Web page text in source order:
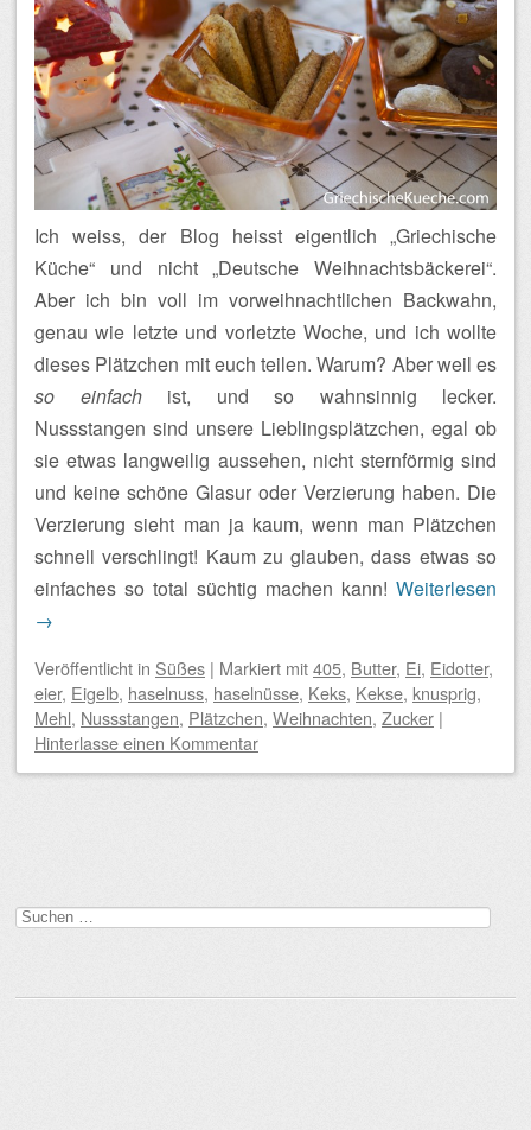
Ich weiss, der Blog heisst eigentlich „Griechische
Küche“ und nicht „Deutsche Weihnachtsbäckerei“.
Aber ich bin voll im vorweihnachtlichen Backwahn,
genau wie letzte und vorletzte Woche, und ich wollte
dieses Plätzchen mit euch teilen. Warum? Aber weil es
so einfachist, und so wahnsinnig lecker.
Nussstangen sind unsere Lieblingsplätzchen, egal ob
sie etwas langweilig aussehen, nicht sternförmig sind
und keine schöne Glasur oder Verzierung haben. Die
Verzierung sieht man ja kaum, wenn man Plätzchen
schnell verschlingt! Kaum zu glauben, dass etwas so
einfaches so total süchtig machen kann! Weiterlesen
→
Veröffentlicht in Süßes | Markiert mit405, Butter, Ei, Eidotter,
eier, Eigelb, haselnuss, haselnüsse, Keks, Kekse, knusprig,
Mehl, Nussstangen, Plätzchen, Weihnachten, Zucker |
Hinterlasse einen Kommentar
Suchen
nach: